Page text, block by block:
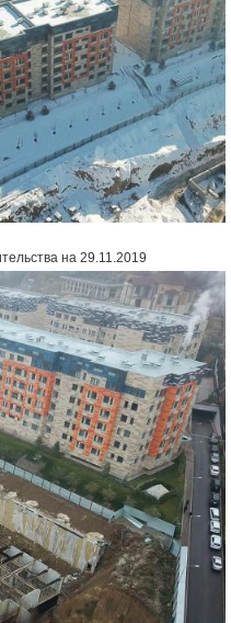
на 29.11.2019